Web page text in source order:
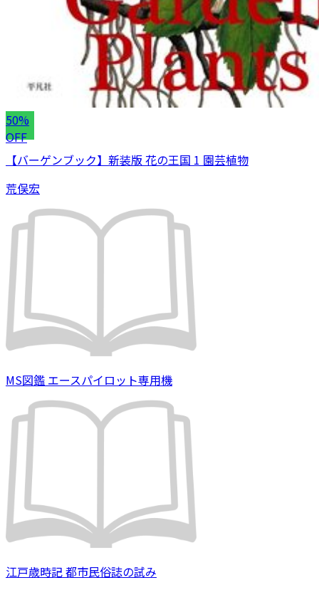
50%
OFF
【バーゲンブック】新装版 花の王国 1 園芸植物
荒俣宏
MS図鑑 エースパイロット専用機
江戸歳時記 都市民俗誌の試み